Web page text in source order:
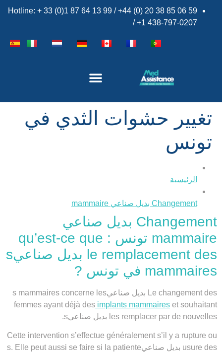
Hotline: + 33 (0)1 87 64 13 99 / +44 (0) 20 38 85 06 59
/ +1 438-797-0207
تغيير حشوات الثدي في
تونس
الرئيسية
Changement بديل صناعي mammaire
Changement بديل صناعي
mammaire تونس : qu’est-ce que
le remplacement des بديل صناعيs
mammaires في تونس ?
Le changement des بديل صناعيs mammaires
concerne les
femmes ayant déjà des implants mammaires et souhaitant
les remplacer par de nouvelles بديل صناعيs.
Cette intervention s’effectue généralement s’il y a rupture ou
usure des بديل صناعيs. Elle peut aussi se faire si la patiente